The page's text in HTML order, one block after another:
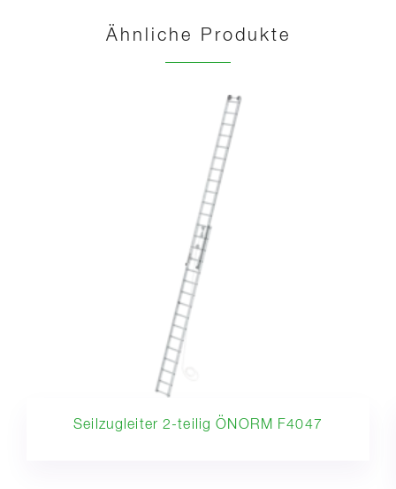
Ähnliche Produkte
Seilzugleiter 2-teilig ÖNORM F4047